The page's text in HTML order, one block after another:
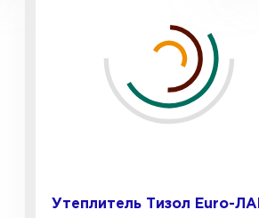
Утеплитель Тизол Euro-